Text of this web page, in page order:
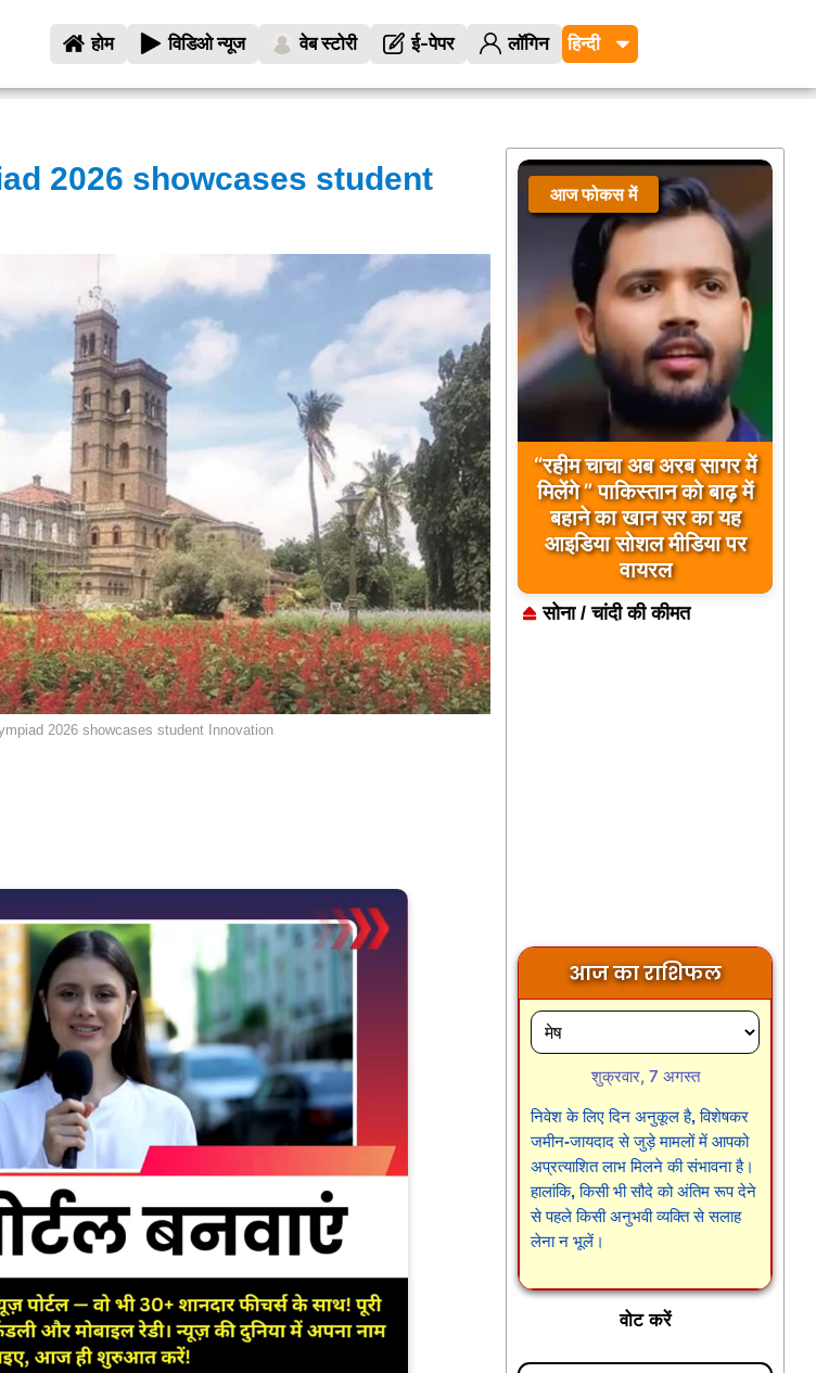
होम विडिओ न्यूज वेब स्टोरी ई-पेपर लॉगिन
2026 showcases student
2026 showcases student Innovation
आज फोकस में
बिलावल भुट्टो द्वारा सिंधु नदी
और भारत को लेकर दिए गए
बयान पर भारत के केंद्रीय
मंत्रियों की कड़ी प्रतिक्रिया
सोना / चांदी की कीमत
आज का राशिफल
शुक्रवार, 7 अगस्त
निवेश के लिए दिन अनुकूल है, विशेषकर
जमीन-जायदाद से जुड़े मामलों में आपको
अप्रत्याशित लाभ मिलने की संभावना है।
हालांकि, किसी भी सौदे को अंतिम रूप देने
से पहले किसी अनुभवी व्यक्ति से सलाह
लेना न भूलें।
वोट करें